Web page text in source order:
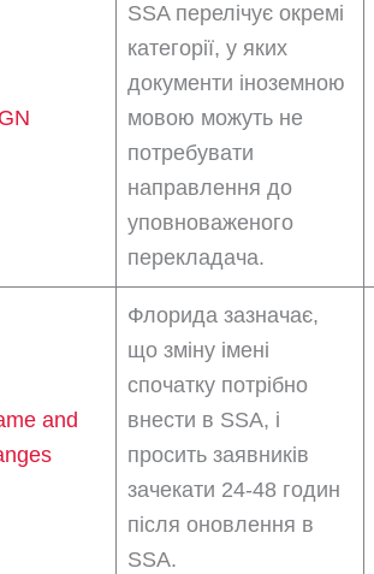
SSA перелічує окремі
категорії, у яких
документи іноземною
мовою можуть не
потребувати
направлення до
уповноваженого
перекладача.
and
Флорида зазначає,
що зміну імені
спочатку потрібно
внести в SSA, і
просить заявників
зачекати 24-48 годин
після оновлення в
SSA.